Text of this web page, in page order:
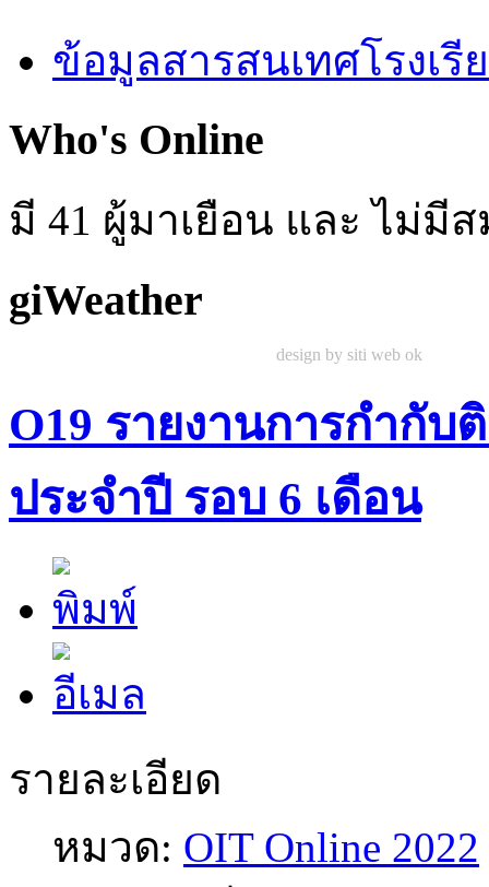
ข้อมูลสารสนเทศโรงเรี
Who's Online
มี 41 ผู้มาเยือน และ ไม่มี
giWeather
design by siti web ok
O19 รายงานการกำกั
ประจำปี รอบ 6 เดือน
รายละเอียด
หมวด: OIT Online 2022